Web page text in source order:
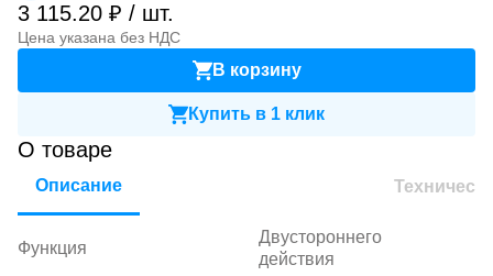
3 115.20 ₽ / шт.
Цена указана без НДС
В корзину
Купить в 1 клик
О товаре
Описание
Функция
Двустороннего
действия